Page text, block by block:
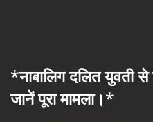
*नाबालिग दलित युवती से
जानें पूरा मामला।*